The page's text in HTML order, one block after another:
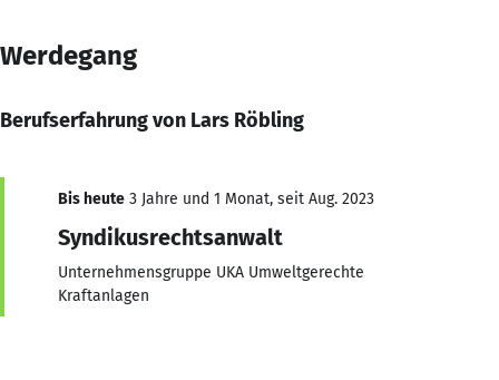
Werdegang
Berufserfahrung von Lars Röbling
Bis heute 3 Jahre und 1 Monat, seit Aug. 2023
Syndikusrechtsanwalt
Unternehmensgruppe UKA Umweltgerechte
Kraftanlagen